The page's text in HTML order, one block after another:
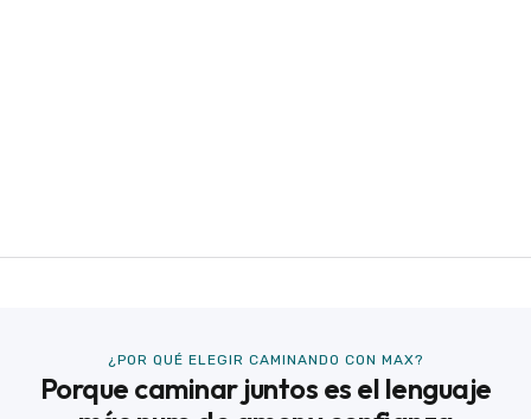
¿POR QUÉ ELEGIR CAMINANDO CON MAX?
Porque caminar juntos es el lenguaje